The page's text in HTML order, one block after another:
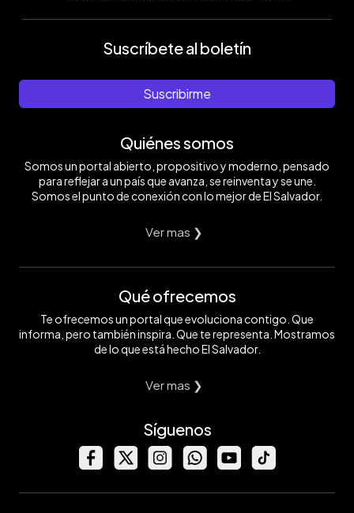
Suscríbete al boletín
Suscribirme
Quiénes somos
Somos un portal abierto, propositivo y moderno, pensado
para reflejar a un país que avanza, se reinventa y se une.
Somos el punto de conexión con lo mejor de El Salvador.
Ver mas ❯
Qué ofrecemos
Te ofrecemos un portal que evoluciona contigo. Que
informa, pero también inspira. Que te representa. Mostramos
de lo que está hecho El Salvador.
Ver mas ❯
Síguenos